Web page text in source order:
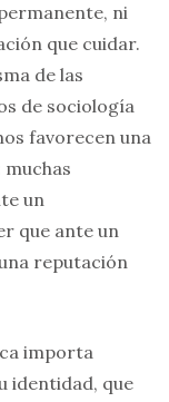
ni
que cuidar.
de las
de sociología
favorecen una
un
que ante un
reputación
importa
identidad, que